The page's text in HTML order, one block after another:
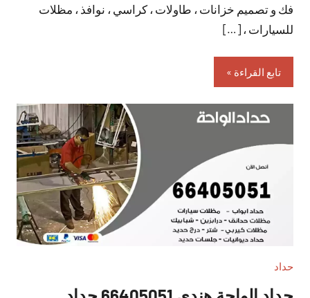
فك و تصميم خزانات ، طاولات ، كراسي ، نوافذ ، مظلات
للسيارات ، […]
تابع القراءة
حداد